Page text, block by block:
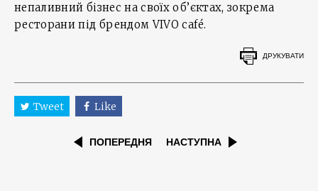
непаливний бізнес на своїх об’єктах, зокрема
ресторани під брендом VIVO café.
ДРУКУВАТИ
Tweet Like
ПОПЕРЕДНЯ НАСТУПНА